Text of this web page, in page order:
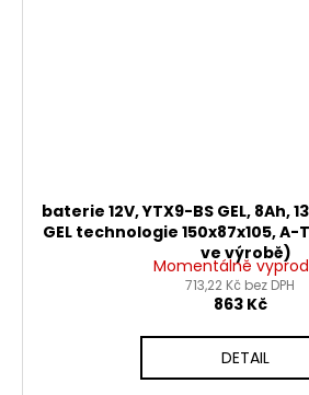
baterie 12V, YTX9-BS GEL, 8Ah,
GEL technologie 150x87x105,
ve výrobě)
Momentálně
713,22 Kč bez DPH
863 Kč
DETAIL